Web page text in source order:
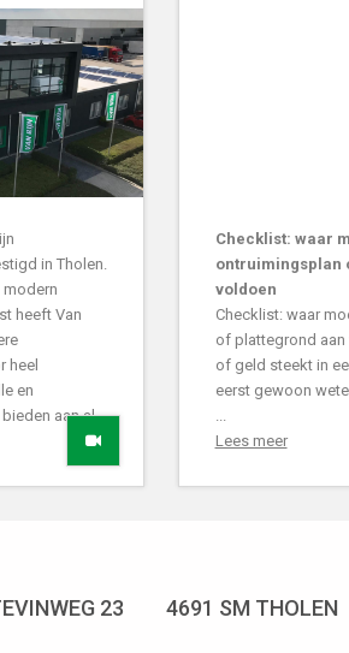
in Tholen.
modern
heeft Van
heel
en
aan al
Checklist: waar
ontruimingsplan
voldoen
Checklist: waar
of plattegrond
of geld steekt in
eerst gewoon
Lees meer
23 4691 SM THOLEN